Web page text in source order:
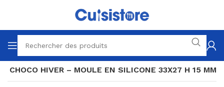
CHOCO HIVER – MOULE EN SILICONE 33X27 H 15 MM